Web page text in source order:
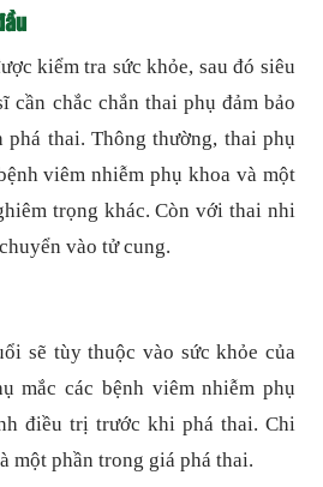
kiểm tra sức khỏe, sau đó siêu
cần chắc chắn thai phụ đảm bảo
phá thai. Thông thường, thai phụ
viêm nhiễm phụ khoa và một
trọng khác. Còn với thai nhi
vào tử cung.
sẽ tùy thuộc vào sức khỏe của
mắc các bệnh viêm nhiễm phụ
điều trị trước khi phá thai. Chi
một phần trong giá phá thai.